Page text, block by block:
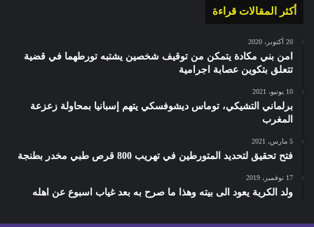
أكثر المقالات قراءة
20 أكتوبر، 2020
امن بني مكادة يتمكن من توقيف شخصين يشتبه تورطهما في قضية
تتعلق بتكوين عصابة اجرامية
10 يونيو، 2021
برلماني التشيكي، توماس ديشوفسكي يتهم إسبانيا بمحاولة زعزعة
المغرب
5 مارس، 2021
فتح تحقيق لتحديد المتورطين في تهريب 800 قرص طبي مخدر بطنجة
17 نوفمبر، 2019
ولد الكرية يعود الى بيته وهذا ما صرح به بعد غياب اسبوع عن اهله